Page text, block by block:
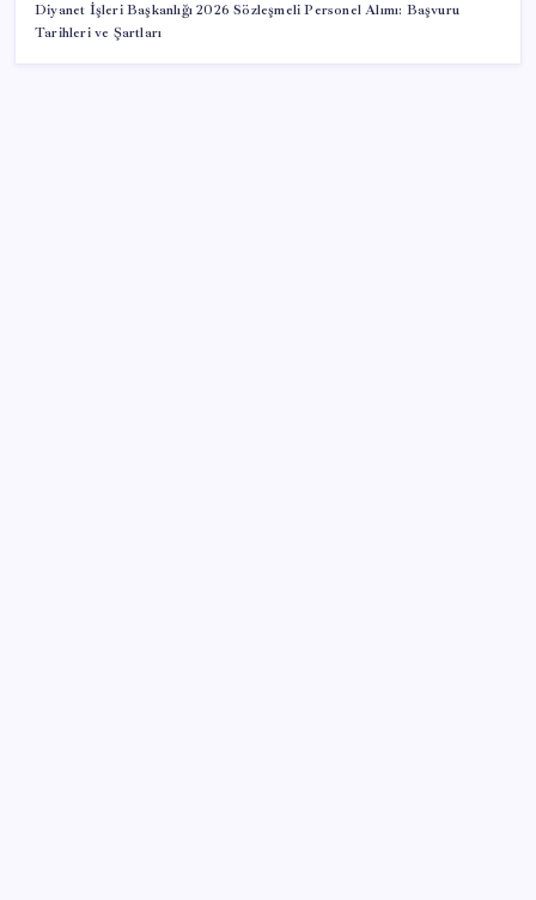
Diyanet İşleri Başkanlığı 2026 Sözleşmeli Personel Alımı: Başvuru
Tarihleri ve Şartları